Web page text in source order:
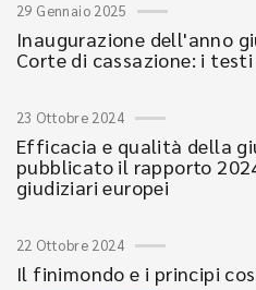
29 Gennaio 2025
Inaugurazione dell'anno
Corte di cassazione: i
23 Ottobre 2024
Efficacia e qualità della
pubblicato il rapporto
giudiziari europei
22 Ottobre 2024
Il finimondo e i principi